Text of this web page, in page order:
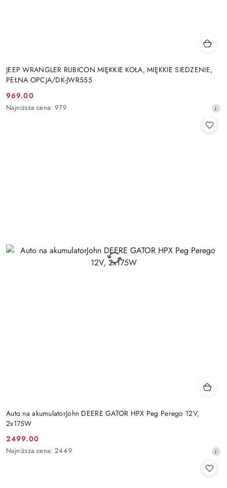
JEEP WRANGLER RUBICON MIĘKKIE KOŁA, MIĘKKIE SIEDZENIE,
PEŁNA OPCJA/DK-JWR555
Cena
promocyjna:
969.00
Najniższa
Najniższa cena: 979
Auto na akumulatorJohn DEERE GATOR HPX Peg Perego 12V,
2x175W
Cena
promocyjna:
2499.00
Najniższa
Najniższa cena: 2449